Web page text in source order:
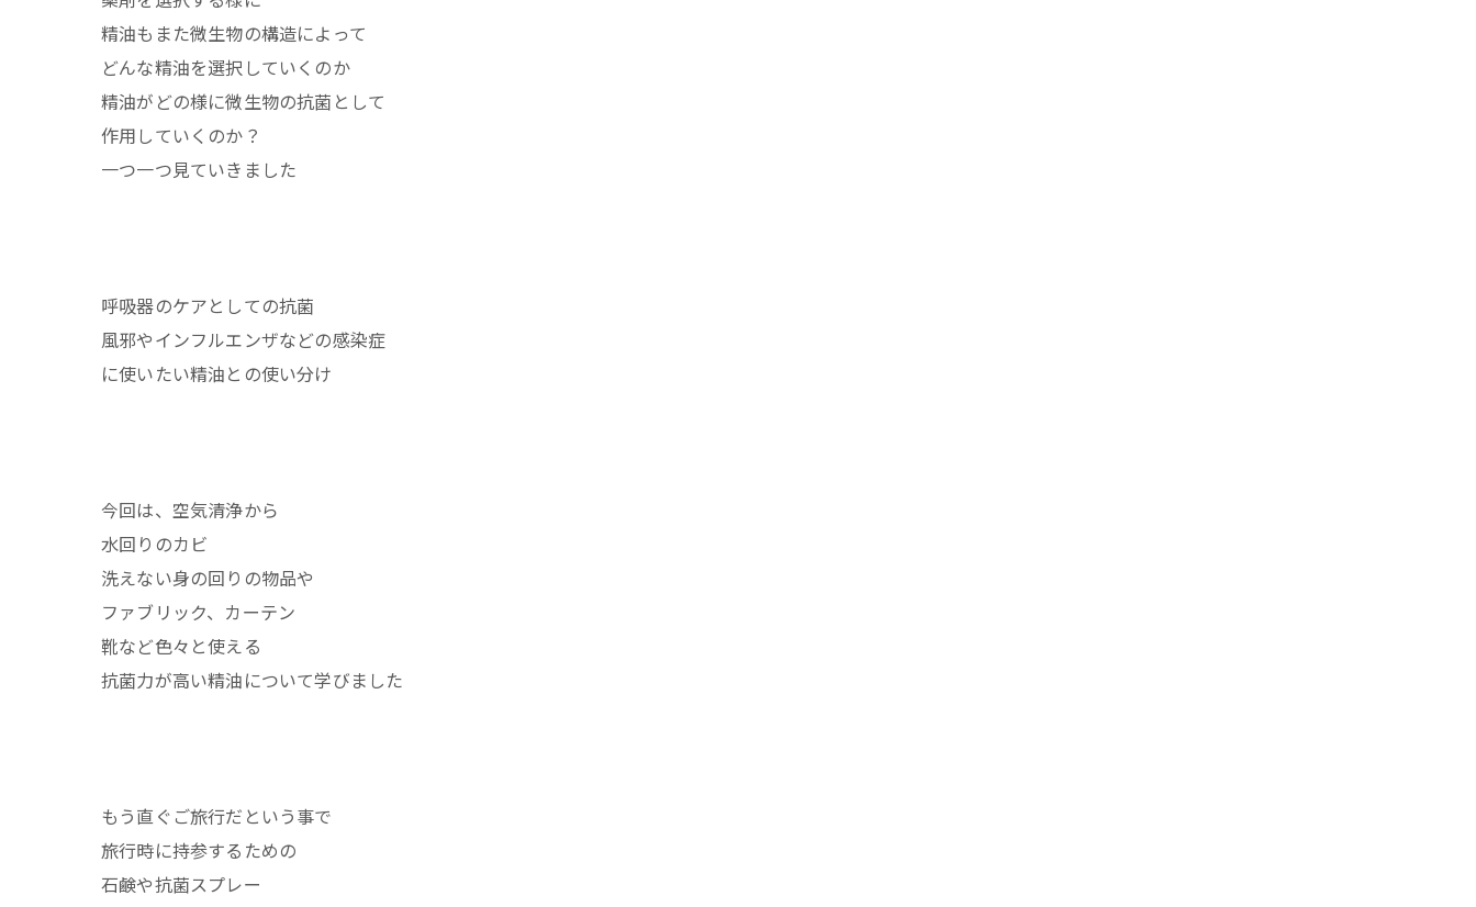
精油もまた微生物の構造によって
どんな精油を選択していくのか
精油がどの様に微生物の抗菌として
作用していくのか？
一つ一つ見ていきました
呼吸器のケアとしての抗菌
風邪やインフルエンザなどの感染症
に使いたい精油との使い分け
今回は、空気清浄から
水回りのカビ
洗えない身の回りの物品や
ファブリック、カーテン
靴など色々と使える
抗菌力が高い精油について学びました
もう直ぐご旅行だという事で
旅行時に持参するための
石鹸や抗菌スプレー